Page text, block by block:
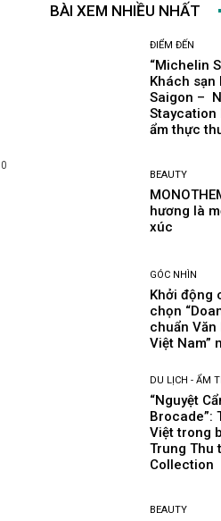
0
BÀI XEM NHIỀU NHẤT
ĐIỂM ĐẾN
“Michelin
Khách sạn
Saigon –
Staycation
ẩm thực
BEAUTY
hương là
xúc
GÓC NHÌN
Khởi động
chọn
chuẩn Văn
Việt Nam”
DU LỊCH - ẨM
“Nguyệt
Brocade”:
Việt trong
Trung Thu
Collection
BEAUTY